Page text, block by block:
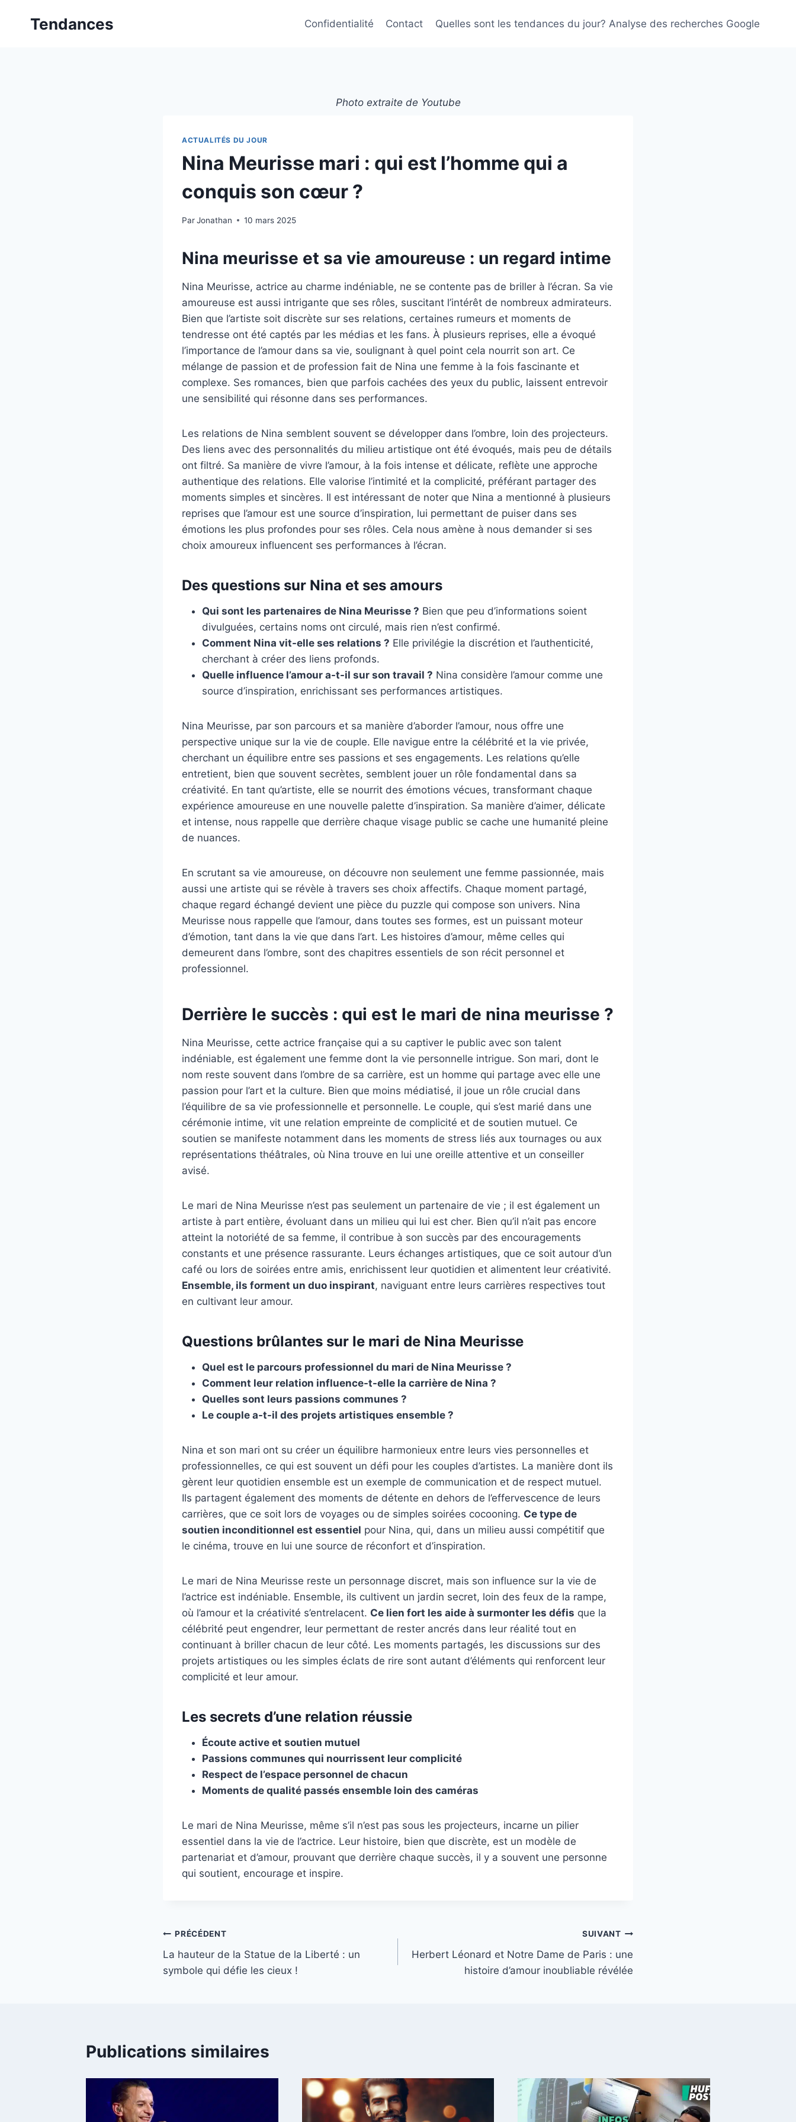
Tendances Confidentialité Contact Quelles sont les tendances du jour? Analyse des recherches Google
Photo extraite de Youtube
ACTUALITÉS DU JOUR
Nina Meurisse mari : qui est l’homme qui a
conquis son cœur ?
ParJonathan 10 mars 2025
Nina meurisse et sa vie amoureuse : un regard intime
Nina Meurisse, actrice au charme indéniable, ne se contente pas de briller à l’écran. Sa vie
amoureuse est aussi intrigante que ses rôles, suscitant l’intérêt de nombreux admirateurs.
Bien que l’artiste soit discrète sur ses relations, certaines rumeurs et moments de
tendresse ont été captés par les médias et les fans. À plusieurs reprises, elle a évoqué
l’importance de l’amour dans sa vie, soulignant à quel point cela nourrit son art. Ce
mélange de passion et de profession fait de Nina une femme à la fois fascinante et
complexe. Ses romances, bien que parfois cachées des yeux du public, laissent entrevoir
une sensibilité qui résonne dans ses performances.
Les relations de Nina semblent souvent se développer dans l’ombre, loin des projecteurs.
Des liens avec des personnalités du milieu artistique ont été évoqués, mais peu de détails
ont filtré. Sa manière de vivre l’amour, à la fois intense et délicate, reflète une approche
authentique des relations. Elle valorise l’intimité et la complicité, préférant partager des
moments simples et sincères. Il est intéressant de noter que Nina a mentionné à plusieurs
reprises que l’amour est une source d’inspiration, lui permettant de puiser dans ses
émotions les plus profondes pour ses rôles. Cela nous amène à nous demander si ses
choix amoureux influencent ses performances à l’écran.
Des questions sur Nina et ses amours
Qui sont les partenaires de Nina Meurisse ? Bien que peu d’informations soient
divulguées, certains noms ont circulé, mais rien n’est confirmé.
Comment Nina vit-elle ses relations ? Elle privilégie la discrétion et l’authenticité,
cherchant à créer des liens profonds.
Quelle influence l’amour a-t-il sur son travail ? Nina considère l’amour comme une
source d’inspiration, enrichissant ses performances artistiques.
Nina Meurisse, par son parcours et sa manière d’aborder l’amour, nous offre une
perspective unique sur la vie de couple. Elle navigue entre la célébrité et la vie privée,
cherchant un équilibre entre ses passions et ses engagements. Les relations qu’elle
entretient, bien que souvent secrètes, semblent jouer un rôle fondamental dans sa
créativité. En tant qu’artiste, elle se nourrit des émotions vécues, transformant chaque
expérience amoureuse en une nouvelle palette d’inspiration. Sa manière d’aimer, délicate
et intense, nous rappelle que derrière chaque visage public se cache une humanité pleine
de nuances.
En scrutant sa vie amoureuse, on découvre non seulement une femme passionnée, mais
aussi une artiste qui se révèle à travers ses choix affectifs. Chaque moment partagé,
chaque regard échangé devient une pièce du puzzle qui compose son univers. Nina
Meurisse nous rappelle que l’amour, dans toutes ses formes, est un puissant moteur
d’émotion, tant dans la vie que dans l’art. Les histoires d’amour, même celles qui
demeurent dans l’ombre, sont des chapitres essentiels de son récit personnel et
professionnel.
Derrière le succès : qui est le mari de nina meurisse ?
Nina Meurisse, cette actrice française qui a su captiver le public avec son talent
indéniable, est également une femme dont la vie personnelle intrigue. Son mari, dont le
nom reste souvent dans l’ombre de sa carrière, est un homme qui partage avec elle une
passion pour l’art et la culture. Bien que moins médiatisé, il joue un rôle crucial dans
l’équilibre de sa vie professionnelle et personnelle. Le couple, qui s’est marié dans une
cérémonie intime, vit une relation empreinte de complicité et de soutien mutuel. Ce
soutien se manifeste notamment dans les moments de stress liés aux tournages ou aux
représentations théâtrales, où Nina trouve en lui une oreille attentive et un conseiller
avisé.
Le mari de Nina Meurisse n’est pas seulement un partenaire de vie ; il est également un
artiste à part entière, évoluant dans un milieu qui lui est cher. Bien qu’il n’ait pas encore
atteint la notoriété de sa femme, il contribue à son succès par des encouragements
constants et une présence rassurante. Leurs échanges artistiques, que ce soit autour d’un
café ou lors de soirées entre amis, enrichissent leur quotidien et alimentent leur créativité.
Ensemble, ils forment un duo inspirant, naviguant entre leurs carrières respectives tout
en cultivant leur amour.
Questions brûlantes sur le mari de Nina Meurisse
Quel est le parcours professionnel du mari de Nina Meurisse ?
Comment leur relation influence-t-elle la carrière de Nina ?
Quelles sont leurs passions communes ?
Le couple a-t-il des projets artistiques ensemble ?
Nina et son mari ont su créer un équilibre harmonieux entre leurs vies personnelles et
professionnelles, ce qui est souvent un défi pour les couples d’artistes. La manière dont ils
gèrent leur quotidien ensemble est un exemple de communication et de respect mutuel.
Ils partagent également des moments de détente en dehors de l’effervescence de leurs
carrières, que ce soit lors de voyages ou de simples soirées cocooning. Ce type de
soutien inconditionnel est essentiel pour Nina, qui, dans un milieu aussi compétitif que
le cinéma, trouve en lui une source de réconfort et d’inspiration.
Le mari de Nina Meurisse reste un personnage discret, mais son influence sur la vie de
l’actrice est indéniable. Ensemble, ils cultivent un jardin secret, loin des feux de la rampe,
où l’amour et la créativité s’entrelacent. Ce lien fort les aide à surmonter les défis que la
célébrité peut engendrer, leur permettant de rester ancrés dans leur réalité tout en
continuant à briller chacun de leur côté. Les moments partagés, les discussions sur des
projets artistiques ou les simples éclats de rire sont autant d’éléments qui renforcent leur
complicité et leur amour.
Les secrets d’une relation réussie
Écoute active et soutien mutuel
Passions communes qui nourrissent leur complicité
Respect de l’espace personnel de chacun
Moments de qualité passés ensemble loin des caméras
Le mari de Nina Meurisse, même s’il n’est pas sous les projecteurs, incarne un pilier
essentiel dans la vie de l’actrice. Leur histoire, bien que discrète, est un modèle de
partenariat et d’amour, prouvant que derrière chaque succès, il y a souvent une personne
qui soutient, encourage et inspire.
Navigation
de
PRÉCÉDENT
La hauteur de la Statue de la Liberté : un
symbole qui défie les cieux !
SUIVANT
Herbert Léonard et Notre Dame de Paris : une
histoire d’amour inoubliable révélée
Publications similaires